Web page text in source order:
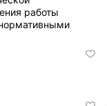
работы